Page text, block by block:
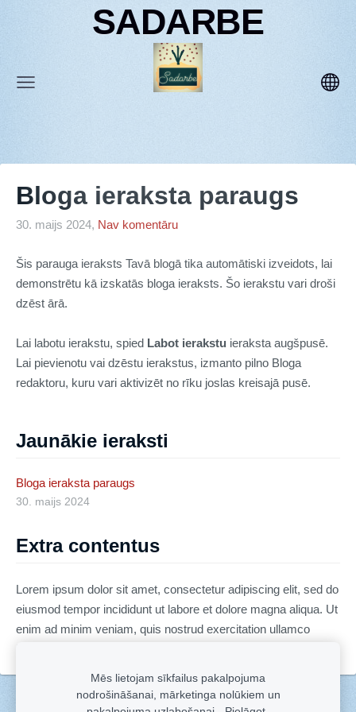
SADARBE
Jaunākie ieraksti
Bloga ieraksta paraugs
30. maijs 2024
Extra contentus
Lorem ipsum dolor sit amet, consectetur adipiscing elit, sed do
eiusmod tempor incididunt ut labore et dolore magna aliqua. Ut
enim ad minim veniam, quis nostrud exercitation ullamco
Bloga ieraksta paraugs
30. maijs 2024, Nav komentāru
Šis parauga ieraksts Tavā blogā tika automātiski izveidots, lai
demonstrētu kā izskatās bloga ieraksts. Šo ierakstu vari droši
dzēst ārā.
Lai labotu ierakstu, spied Labot ierakstu ieraksta augšpusē.
Lai pievienotu vai dzēstu ierakstus, izmanto pilno Bloga
redaktoru, kuru vari aktivizēt no rīku joslas kreisajā pusē.
Sīkdatnes
Mēs lietojam sīkfailus pakalpojuma
nodrošināšanai, mārketinga nolūkiem un